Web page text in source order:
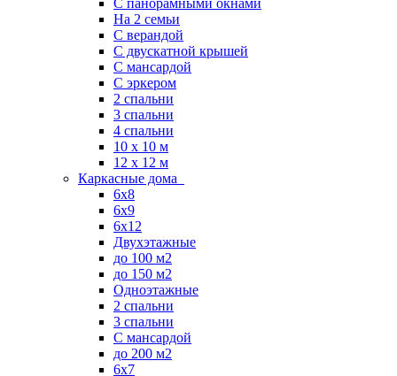
С панорамными окнами
На 2 семьи
С верандой
С двускатной крышей
С мансардой
С эркером
2 спальни
3 спальни
4 спальни
10 x 10 м
12 x 12 м
Каркасные дома
6х8
6х9
6х12
Двухэтажные
до 100 м2
до 150 м2
Одноэтажные
2 спальни
3 спальни
С мансардой
до 200 м2
6х7